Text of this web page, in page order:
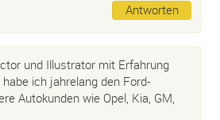
Antworten
und Illustrator mit Erfahrung
ich jahrelang den Ford-
Autokunden wie Opel, Kia, GM,